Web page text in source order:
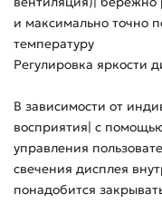
и максимально точно
температуру
Регулировка яркости
В зависимости от
восприятия| с
управления
свечения дисплея
понадобится